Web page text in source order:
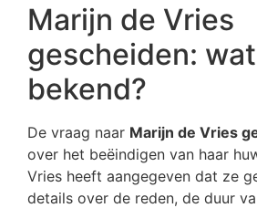
Marijn de Vries
gescheiden:
bekend?
De vraag naar Marijn de Vries
over het beëindigen van haar
Vries heeft aangegeven dat ze
details over de reden, de duur